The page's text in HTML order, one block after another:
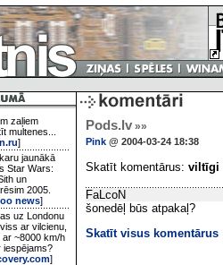
zaļiem
multenes...
]
jaunākā
Star Wars:
un
2005.
news]
uz Londonu
ar vilcienu,
~8000 km/h
iespējams?
]
Pods.lv »»
Pink @ 2004-03-24 18:38
Skatīt komentārus: viltīgi
FaLcoN
šonedēļ būs atpakaļ?
Skatīt visus komentārus